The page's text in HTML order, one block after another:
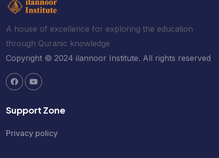
A house of excellence for exploring the education
through Quranic knowledge
Copyright © 2024 ilannoor Institute. All rights reserved
Support Zone
Privacy policy